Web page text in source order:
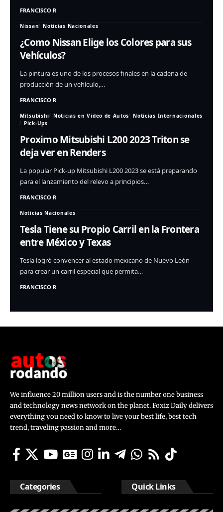
FRANCISCO R
Nissan Noticias Nacionales
¿Como Nissan Elige los Colores para sus
Vehículos?
La pintura es uno de los procesos finales en la cadena de
producción de un vehículo,…
FRANCISCO R
Mitsubishi Noticias en Video de Autos
Noticias Internacionales
Pick-Ups
Proximo Mitsubishi L200 2023 Triton se
deja ver en Renders
La popular Pick-up Mitsubishi L200 2023 se está preparando
para el lanzamiento del relevo a principios…
FRANCISCO R
Noticias Nacionales
Tesla Tiene su Propio Carril en la Frontera
entre México y Texas
Tesla logró convencer al estado mexicano de Nuevo León
para crear un carril especial que permita…
FRANCISCO R
We influence 20 million users and is the number one business
and technology news network on the planet. Foxiz Daily delivers
everything you need to know to live your best life, best tech
trend, traveling passion and more…
Categories Quick Links